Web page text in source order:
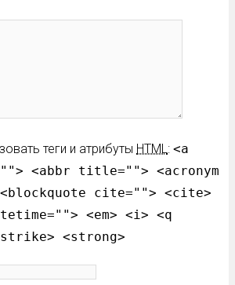
теги и атрибуты HTML: <a
<abbr title=""> <acronym
cite=""> <cite>
<em> <i> <q
<strong>